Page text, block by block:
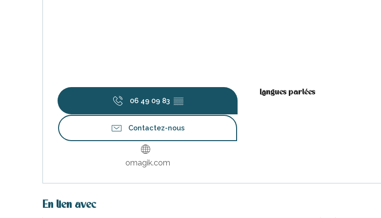
06 49 09 83 ▒▒
Contactez-nous
omagik.com
Langues parlées
Langues parlées
En lien avec